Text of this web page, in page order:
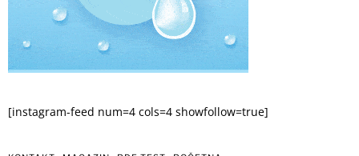
[instagram-feed num=4 cols=4 showfollow=true]